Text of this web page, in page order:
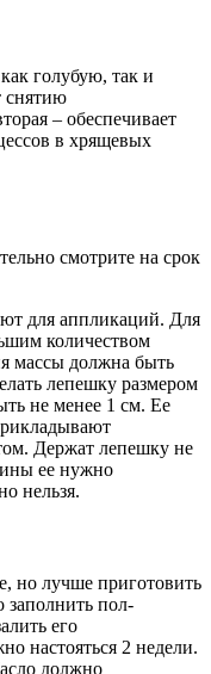
голубую, так и
снятию
– обеспечивает
в хрящевых
смотрите на срок
для аппликаций. Для
количеством
массы должна быть
лепешку размером
не менее 1 см. Ее
Держат лепешку не
ее нужно
нельзя.
но лучше приготовить
заполнить пол-
его
настояться 2 недели.
должно